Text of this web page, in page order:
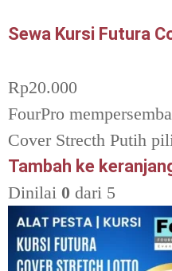
Sewa Kursi Futura
Rp20.000
FourPro
Cover Strecth Putih
Tambah ke
Dinilai 0 dari 5